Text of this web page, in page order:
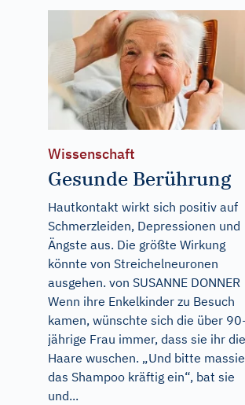
Wissenschaft
Gesunde Berührung
Hautkontakt wirkt sich positiv auf
Schmerzleiden, Depressionen und
Ängste aus. Die größte Wirkung
könnte von Streichelneuronen
ausgehen. von SUSANNE DONNER
Wenn ihre Enkelkinder zu Besuch
kamen, wünschte sich die über
jährige Frau immer, dass sie ihr die
Haare wuschen. „Und bitte
das Shampoo kräftig ein“, bat sie
und...